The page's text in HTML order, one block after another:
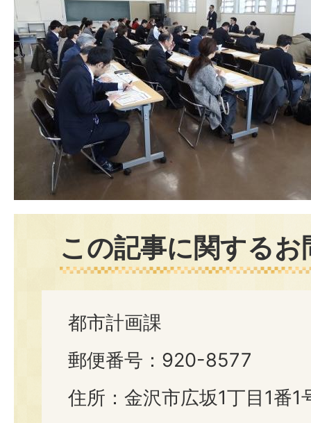
この記事に関する
都市計画課
郵便番号：920-8577
住所：金沢市広坂1丁目1番1